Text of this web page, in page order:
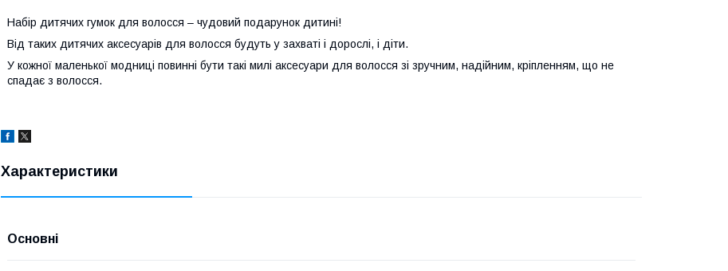
Набір дитячих гумок для волосся – чудовий подарунок дитині!
Від таких дитячих аксесуарів для волосся будуть у захваті і дорослі, і діти.
У кожної маленької модниці повинні бути такі милі аксесуари для волосся зі зручним, надійним, кріпленням, що не
спадає з волосся.
Характеристики
Основні